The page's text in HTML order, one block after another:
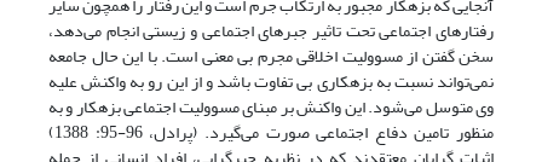
رفتارهای اجتماعی تحت تاثیر جبرهای اجتماعی و زیستی انجام می‌دهد،
سخن گفتن از مسوولیت اخلاقی مجرم بی معنی است. با این حال جامعه
نمی‌تواند نسبت به بزهکاری بی تفاوت باشد و از این رو به واکنش علیه
وی متوسل می‌شود. این واکنش بر مبنای مسوولیت اجتماعی بزهکار و به
منظور تامین دفاع اجتماعی صورت می‌گیرد. (پرادل، 96-95: 1388)